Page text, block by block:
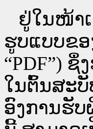
ຢູ່ໃນໜ້າ​ເ
ຮູບແບບຂອ
“PDF”)
ໃນຕົ້ນສະ
ອົງການຮັບ